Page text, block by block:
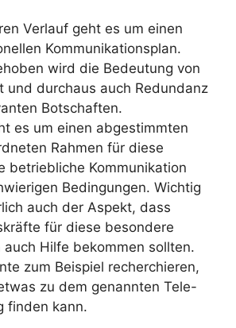
Verlauf geht es um einen
Kommunikationsplan.
wird die Bedeutung von
und durchaus auch Redundanz
Botschaften.
es um einen abgestimmten
Rahmen für diese
betriebliche Kommunikation
Bedingungen. Wichtig
auch der Aspekt, dass
für diese besondere
auch Hilfe bekommen sollten.
zum Beispiel recherchieren,
zu dem genannten Tele-
finden kann.